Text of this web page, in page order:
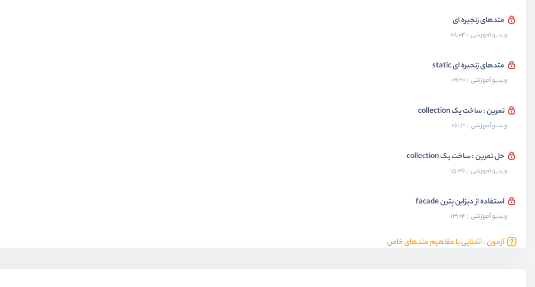
متدهای زنجیره ای
ویدیو آموزشی 08:04
متدهای زنجیره ای static
ویدیو آموزشی 09:20
تمرین : ساخت یک collection
ویدیو آموزشی 06:13
حل تمرین : ساخت یک collection
ویدیو آموزشی 15:36
استفاده از دیزاین پترن facade
ویدیو آموزشی 13:04
آزمون : آشنایی با مفاهیم متدهای خاص